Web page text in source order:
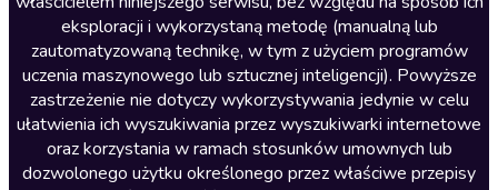
Nauki humanistyczne
Podcasty i audycje
Polityka
Prasa
Religia
eksploracji i wykorzystaną metodę (manualną lub
zautomatyzowaną technikę, w tym z użyciem programów
uczenia maszynowego lub sztucznej inteligencji). Powyższe
zastrzeżenie nie dotyczy wykorzystywania jedynie w celu
ułatwienia ich wyszukiwania przez wyszukiwarki internetowe
oraz korzystania w ramach stosunków umownych lub
dozwolonego użytku określonego przez właściwe przepisy